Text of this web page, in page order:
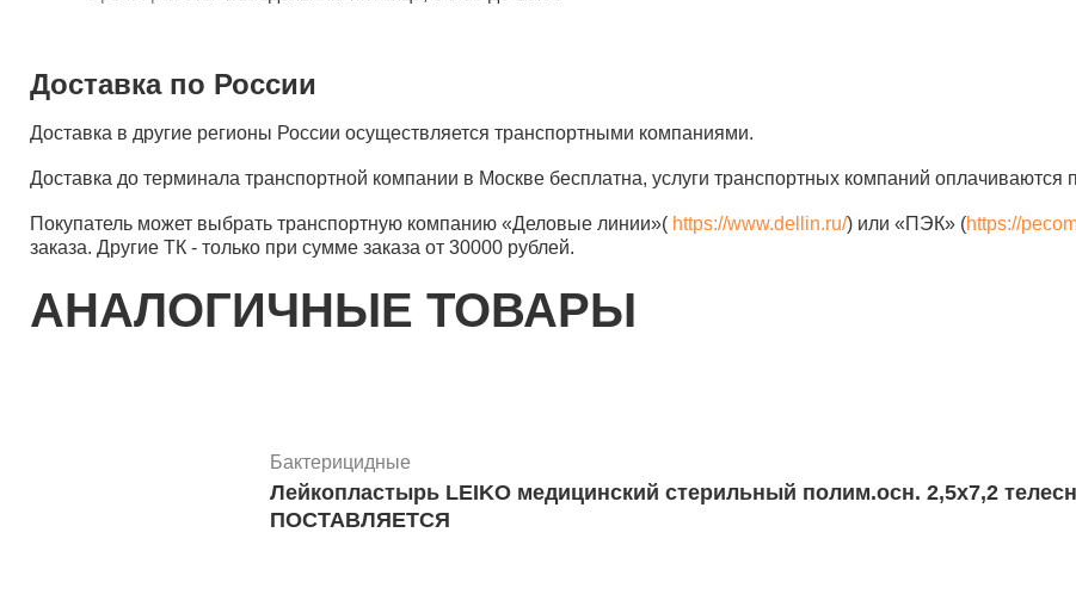
Доставка по России
Доставка в другие регионы России осуществляется транспортными компаниями.
Доставка до терминала транспортной компании в Москве бесплатна, услуги транспортных компаний оплачиваются
Покупатель может выбрать транспортную компанию «Деловые линии»( https://www.dellin.ru/) или «ПЭК» (https://
заказа. Другие ТК - только при сумме заказа от 30000 рублей.
АНАЛОГИЧНЫЕ ТОВАРЫ
Бактерицидные
Лейкопластырь LEIKO медицинский стерильный полим.осн. 2,5х7,2 телесн. НЕ
ПОСТАВЛЯЕТСЯ